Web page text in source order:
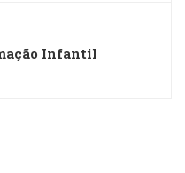
Infantil